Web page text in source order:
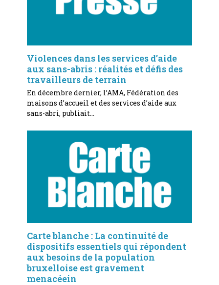
Violences dans les services d’aide
aux sans-abris : réalités et défis des
travailleurs de terrain
En décembre dernier, l’AMA, Fédération des
maisons d’accueil et des services d’aide aux
sans-abri, publiait…
Carte blanche : La continuité de
dispositifs essentiels qui répondent
aux besoins de la population
bruxelloise est gravement
menacéein